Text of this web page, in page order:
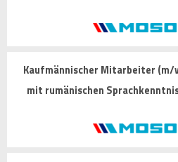
Kaufmännischer Mitarbeiter
mit rumänischen